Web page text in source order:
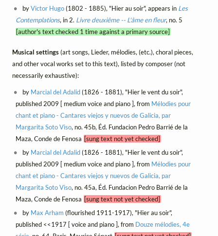
byVictor Hugo(1802 - 1885), "Hier au soir", appears in Les
Contemplations, in 2. Livre deuxiême -- L'âme en fleur, no. 5
[author's text checked 1 time against a primary source]
Musical settings(art songs, Lieder, mélodies, (etc.), choral pieces,
and other vocal works set to this text), listed by composer (not
necessarily exhaustive):
by Marcial del Adalid(1826 - 1881), "Hier le vent du soir",
published 2009 [ medium voice and piano ], from Mélodies pour
chant et piano - Cantares viejos y nuevos de Galicia, par
Margarita Soto Viso, no. 45b, Éd. Fundacion Pedro Barrié de la
Maza, Conde de Fenosa [sung text not yet checked]
by Marcial del Adalid(1826 - 1881), "Hier le vent du soir",
published 2009 [ medium voice and piano ], from Mélodies pour
chant et piano - Cantares viejos y nuevos de Galicia, par
Margarita Soto Viso, no. 45a, Éd. Fundacion Pedro Barrié de la
Maza, Conde de Fenosa [sung text not yet checked]
by Max Arham (flourished 1911-1917), "Hier au soir",
published <<1917 [ voice and piano ], from Douze mélodies, 4e